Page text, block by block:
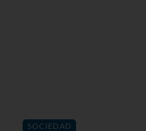
SOCIEDAD